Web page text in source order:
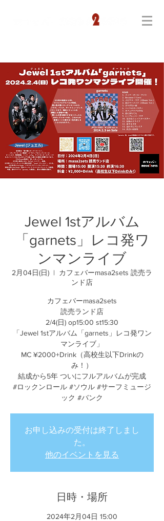
Jewel 1stアルバム
「garnets」レコ発ワ
ンマンライブ
2月04日(日)
  |
カフェバーmasa2sets 読売ラ
ンド店
カフェバーmasa2sets
読売ランド店
2/4(日) op15:00 st15:30
「Jewel 1stアルバム「garnets」レコ発ワン
マンライブ」
MC ¥2000+Drink（高校生以下Drinkの
み！）
結成から5年 ついにフルアルバムが完成
#ロックンロール #ソウル #サーフミュージ
ック #バンク
お申し込みの受付は終了しまし
た。
他のイベントを見る
日時・場所
2024年2月04日 15:00